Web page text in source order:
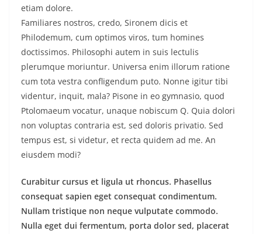
etiam dolore.
Familiares nostros, credo, Sironem dicis et
Philodemum, cum optimos viros, tum homines
doctissimos. Philosophi autem in suis lectulis
plerumque moriuntur. Universa enim illorum ratione
cum tota vestra confligendum puto. Nonne igitur tibi
videntur, inquit, mala? Pisone in eo gymnasio, quod
Ptolomaeum vocatur, unaque nobiscum Q. Quia dolori
non voluptas contraria est, sed doloris privatio. Sed
tempus est, si videtur, et recta quidem ad me. An
eiusdem modi?
Curabitur cursus et ligula ut rhoncus. Phasellus
consequat sapien eget consequat condimentum.
Nullam tristique non neque vulputate commodo.
Nulla eget dui fermentum, porta dolor sed, placerat